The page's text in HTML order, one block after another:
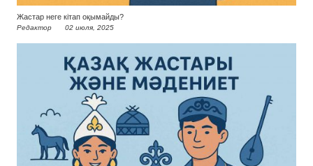
Жастар неге кітап оқымайды?
Редактор 02 июля, 2025